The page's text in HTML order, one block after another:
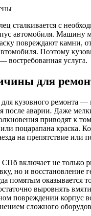
сталкивается с
автомобиля. Машину
повреждают камни,
Поэтому
востребованная услуга.
для
кузовного ремонта —
после аварии. Даже
приводят к
поцарапана краска.
на препятствие или
включает не только
но и восстановление
помятым оказывается
выровнять
повреждении корпус
сложного